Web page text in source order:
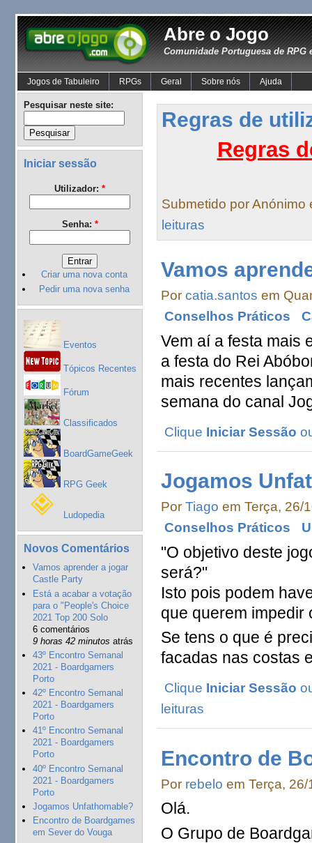
Abre o Jogo
Comunidade Portuguesa de RPG
Jogos de Tabuleiro RPGs Geral Sobre nós Ajuda
Pesquisar neste site:
Iniciar sessão
Utilizador: *
Senha: *
Criar uma nova conta
Pedir uma nova senha
Eventos
Tópicos Recentes
Fórum
Classificados
BoardGameGeek
RPG Geek
Ludopedia
Novos Comentários
Vamos aprender a jogar
Castle Party
Está a acabar a votação
para o "People's Choice
2021 Top 200 Solo
6 comentários
9 horas 42 minutos atrás
43º Encontro Semanal
2021 - Boardgamers
Porto
42º Encontro Semanal
2021 - Boardgamers
Porto
41º Encontro Semanal
2021 - Boardgamers
Porto
40º Encontro Semanal
2021 - Boardgamers
Porto
Jogamos Unfathomable?
Encontro de Boardgames
em Sever do Vouga
Regras de
Regras
Submetido por Anónimo
leituras
Vamos
Porcatia.santos em
Conselhos Práticos
Vem aí a festa mais
a festa do Rei
mais recentes
semana do canal
Clique Iniciar Sessão
Jogamos
PorTiago em Terça, 26/
Conselhos Práticos
"O objetivo deste
será?"
Isto pois podem
que querem impedir
Se tens o que é
facadas nas costas
Clique Iniciar Sessão
leituras
Encontro de
Por rebelo em Terça,
Olá.
O Grupo de